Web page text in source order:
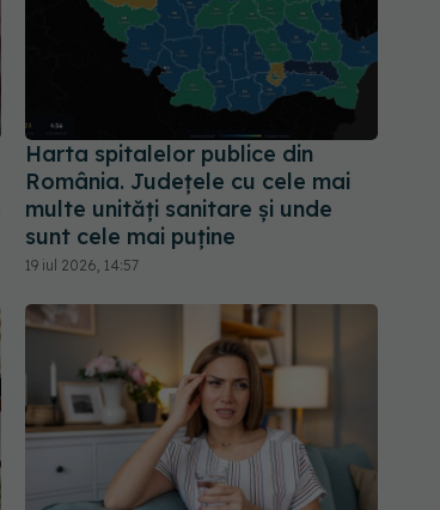
Harta spitalelor publice din
România. Județele cu cele mai
multe unități sanitare și unde
sunt cele mai puține
19 iul 2026, 14:57